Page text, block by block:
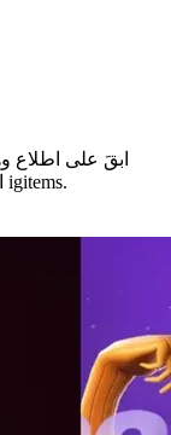
ابقَ على اطلاع
الإصدار والإعلانات الرسمية والقطع الجديدة من igitems.